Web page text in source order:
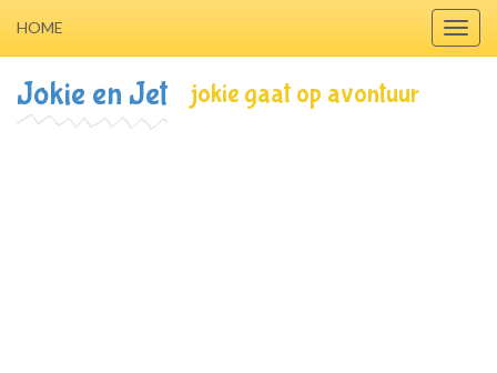
HOME
Jokie en Jet jokie gaat op avontuur